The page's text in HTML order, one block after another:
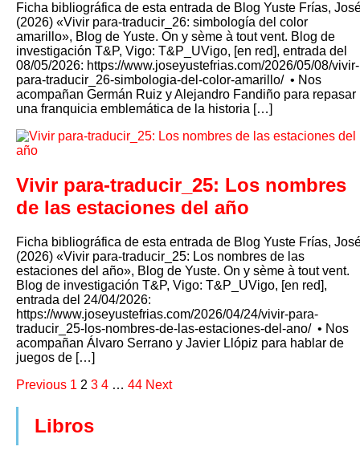
Ficha bibliográfica de esta entrada de Blog Yuste Frías,
(2026) «Vivir para-traducir_26: simbología del color
amarillo», Blog de Yuste. On y sème à tout vent. Blog de
investigación T&P, Vigo: T&P_UVigo, [en red], entrada del
08/05/2026: https://www.joseyustefrias.com/2026/05/08/vivir-
para-traducir_26-simbologia-del-color-amarillo/ •⁠ Nos
acompañan Germán Ruiz y Alejandro Fandiño para repasar
una franquicia emblemática de la historia […]
Vivir para-traducir_25: Los nombres
de las estaciones del año
Ficha bibliográfica de esta entrada de Blog Yuste Frías,
(2026) «Vivir para-traducir_25: Los nombres de las
estaciones del año», Blog de Yuste. On y sème à tout vent.
Blog de investigación T&P, Vigo: T&P_UVigo, [en red],
entrada del 24/04/2026:
https://www.joseyustefrias.com/2026/04/24/vivir-para-
traducir_25-los-nombres-de-las-estaciones-del-ano/ •⁠ Nos
acompañan Álvaro Serrano y Javier Llópiz para hablar de
juegos de […]
Previous 1 2 3 4 … 44 Next
Libros